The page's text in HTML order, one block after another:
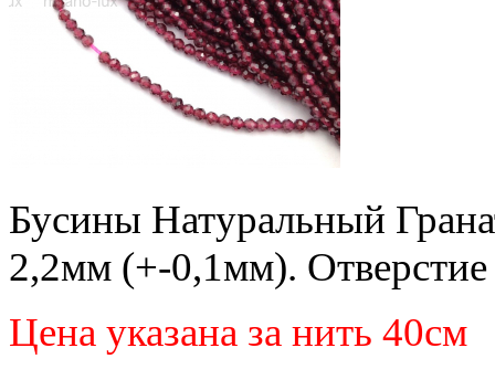
Бусины Натуральный
2,2мм (+-0,1мм).
Цена указана за нить 40см